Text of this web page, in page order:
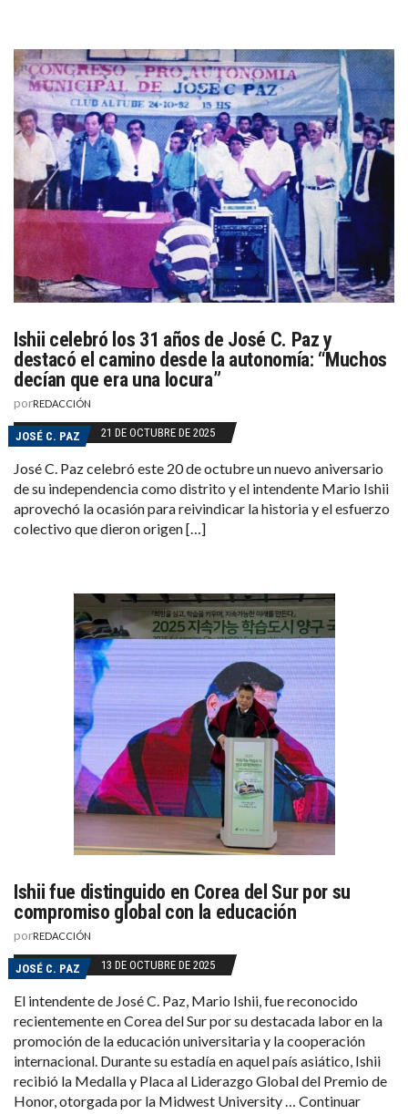
Ishii celebró los 31 años de José C. Paz y
destacó el camino desde la autonomía: “Muchos
decían que era una locura”
porREDACCIÓN
JOSÉ C. PAZ 21 DE OCTUBRE DE 2025
José C. Paz celebró este 20 de octubre un nuevo aniversario
de su independencia como distrito y el intendente Mario Ishii
aprovechó la ocasión para reivindicar la historia y el esfuerzo
colectivo que dieron origen […]
Ishii fue distinguido en Corea del Sur por su
compromiso global con la educación
porREDACCIÓN
JOSÉ C. PAZ 13 DE OCTUBRE DE 2025
El intendente de José C. Paz, Mario Ishii, fue reconocido
recientemente en Corea del Sur por su destacada labor en la
promoción de la educación universitaria y la cooperación
internacional. Durante su estadía en aquel país asiático, Ishii
recibió la Medalla y Placa al Liderazgo Global del Premio de
Honor, otorgada por la Midwest University … Continuar